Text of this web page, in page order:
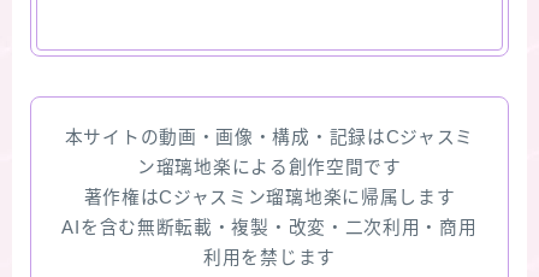
本サイトの動画・画像・構成・記録はCジャスミ
ン瑠璃地楽による創作空間です
著作権はCジャスミン瑠璃地楽に帰属します
AIを含む無断転載・複製・改変・二次利用・商用
利用を禁じます